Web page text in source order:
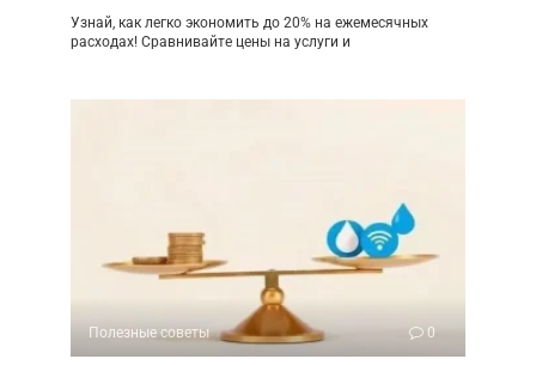
Узнай, как легко экономить до 20% на ежемесячных
расходах! Сравнивайте цены на услуги и
Полезные советы 0